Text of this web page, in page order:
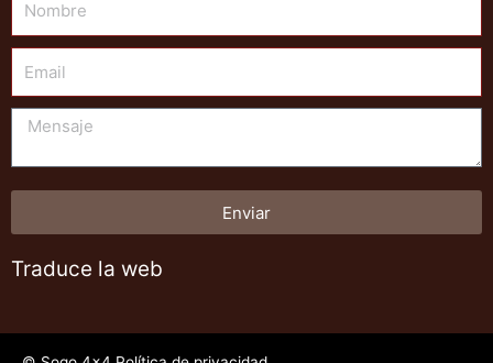
Mensaje
Enviar
Traduce la web